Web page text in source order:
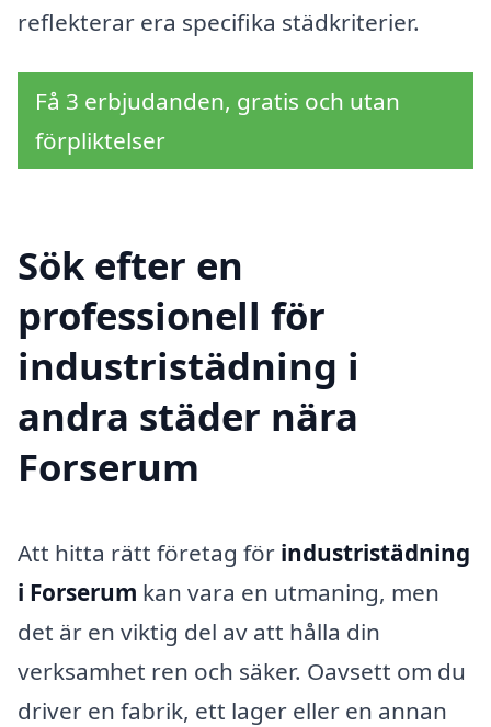
reflekterar era specifika städkriterier.
Få 3 erbjudanden, gratis och utan
förpliktelser
Sök efter en
professionell för
industristädning i
andra städer nära
Forserum
Att hitta rätt företag för industristädning
i Forserum kan vara en utmaning, men
det är en viktig del av att hålla din
verksamhet ren och säker. Oavsett om du
driver en fabrik, ett lager eller en annan